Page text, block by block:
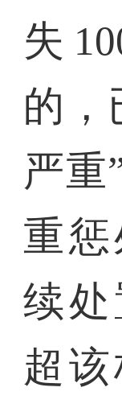
失
的，
严重
重
续
超